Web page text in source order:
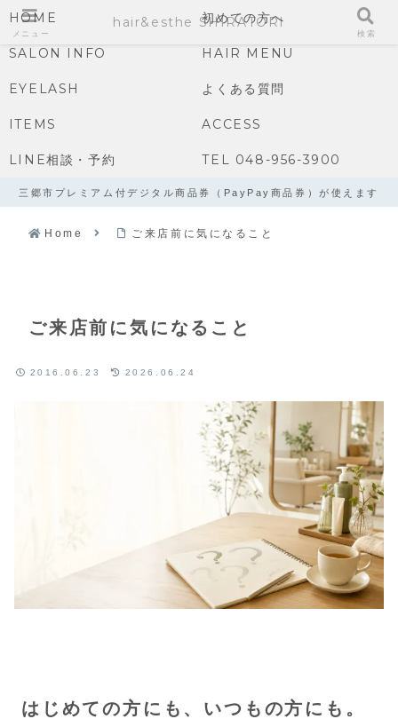
HOME 初めての方へ
SALON INFO HAIR MENU
EYELASH よくある質問
ITEMS ACCESS
LINE相談・予約 TEL 048-956-3900
三郷市プレミアム付デジタル商品券（PayPay商品券）が使えます
Home ご来店前に気になること
ご来店前に気になること
2016.06.23 2026.06.24
はじめての方にも、いつもの方にも。
メニュー
hair&esthe SHIRATORI
検索